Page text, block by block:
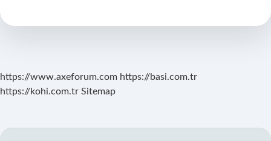
işe
https://www.axeforum.com https://basi.com.tr
https://kohi.com.tr Sitemap